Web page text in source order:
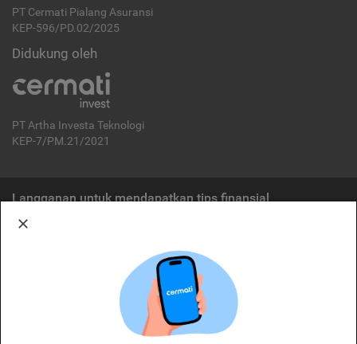
PT Cermati Pialang Asuransi
KEP-596/PD.02/2025
Didukung oleh
PT Artha Investa Teknologi
KEP-7/PM.21/2021
Langganan untuk mendapatkan tips finansial
Cermati merupakan penyelenggara agregasi jasa keuangan yang terdaftar di
OJK. Oleh karena itu, produk dan/atau layanan jasa keuangan yang
ditawarkan bukan merupakan produk dan/atau layanan jasa keuangan yang
diterbitkan oleh Cermati dan Cermati tidak bertanggung jawab atas tuntutan